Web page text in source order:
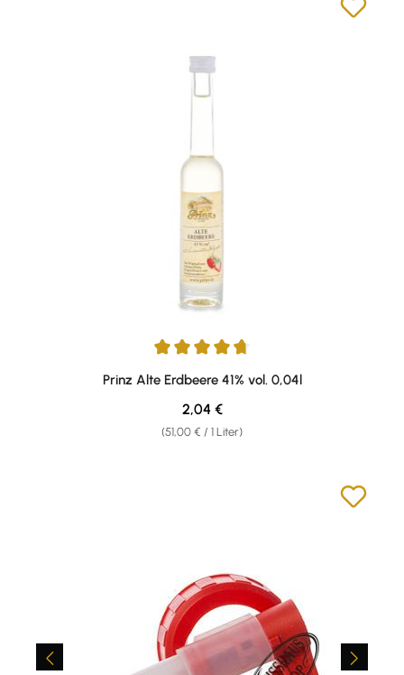
Durchschnittliche Bewertung von 4.67 von 5 Sternen
Prinz Alte Erdbeere 41% vol. 0,04l
(51,00 € / 1 Liter)
Regulärer Preis:
2,04 €